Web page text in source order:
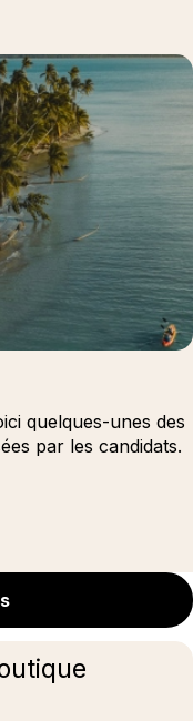
quelques-unes des
par les candidats.